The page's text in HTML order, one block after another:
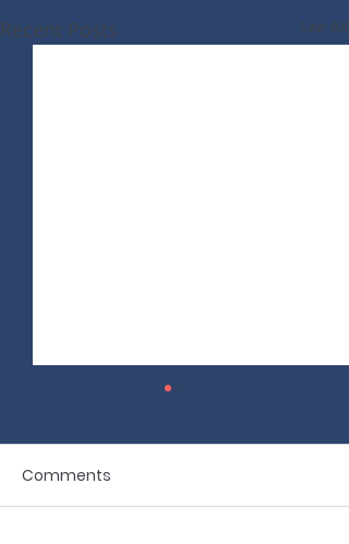
Recent Posts See All
Comments